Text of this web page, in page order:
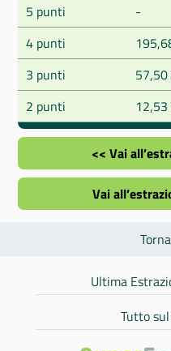
5 punti
-
4 punti
3 punti
57,50
2 punti
<< Vai
Vai
Ultima
Tutto